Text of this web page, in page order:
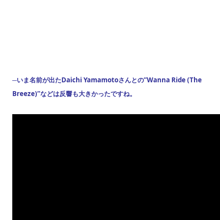
─いま名前が出たDaichi Yamamotoさんとの”Wanna Ride (The
Breeze)”などは反響も大きかったですね。